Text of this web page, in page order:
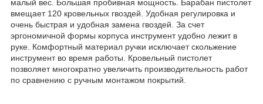
малый вес. Большая пробивная мощность. Барабан пистолет
вмещает 120 кровельных гвоздей. Удобная регулировка и
очень быстрая и удобная замена гвоздей. За счет
эргономичной формы корпуса инструмент удобно лежит в
руке. Комфортный материал ручки исключает скольжение
инструмент во время работы. Кровельный пистолет
позволяет многократно увеличить производительность работ
по сравнению с ручным монтажом покрытий.